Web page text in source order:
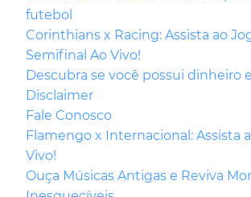
futebol
Corinthians x Racing: Assista ao
Semifinal Ao Vivo!
Descubra se você possui dinheiro
Disclaimer
Fale Conosco
Flamengo x Internacional: Assista
Vivo!
Ouça Músicas Antigas e Reviva